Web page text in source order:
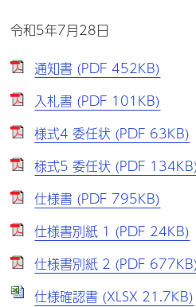
令和5年7月28日
通知書 (PDF 452KB)
入札書 (PDF 101KB)
様式4 委任状 (PDF 63KB)
様式5 委任状 (PDF
仕様書 (PDF 795KB)
仕様書別紙 1 (PDF 24KB)
仕様書別紙 2 (PDF
仕様確認書 (XLSX 21.7KB)